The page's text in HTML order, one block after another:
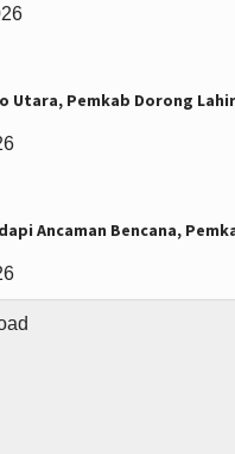
Utara, Pemkab Dorong
Ancaman Bencana,